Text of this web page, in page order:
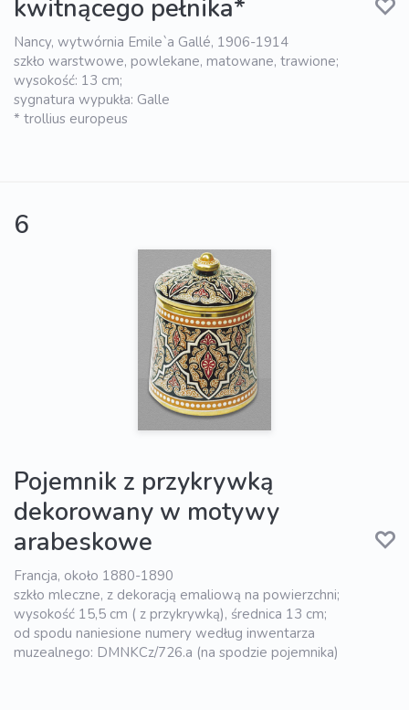
kwitnącego pełnika*
Nancy, wytwórnia Emile`a Gallé, 1906-1914
szkło warstwowe, powlekane, matowane, trawione;
wysokość: 13 cm;
sygnatura wypukła: Galle
* trollius europeus
6
Pojemnik z przykrywką
dekorowany w motywy
arabeskowe
Francja, około 1880-1890
szkło mleczne, z dekoracją emaliową na powierzchni;
wysokość 15,5 cm ( z przykrywką), średnica 13 cm;
od spodu naniesione numery według inwentarza
muzealnego: DMNKCz/726.a (na spodzie pojemnika)